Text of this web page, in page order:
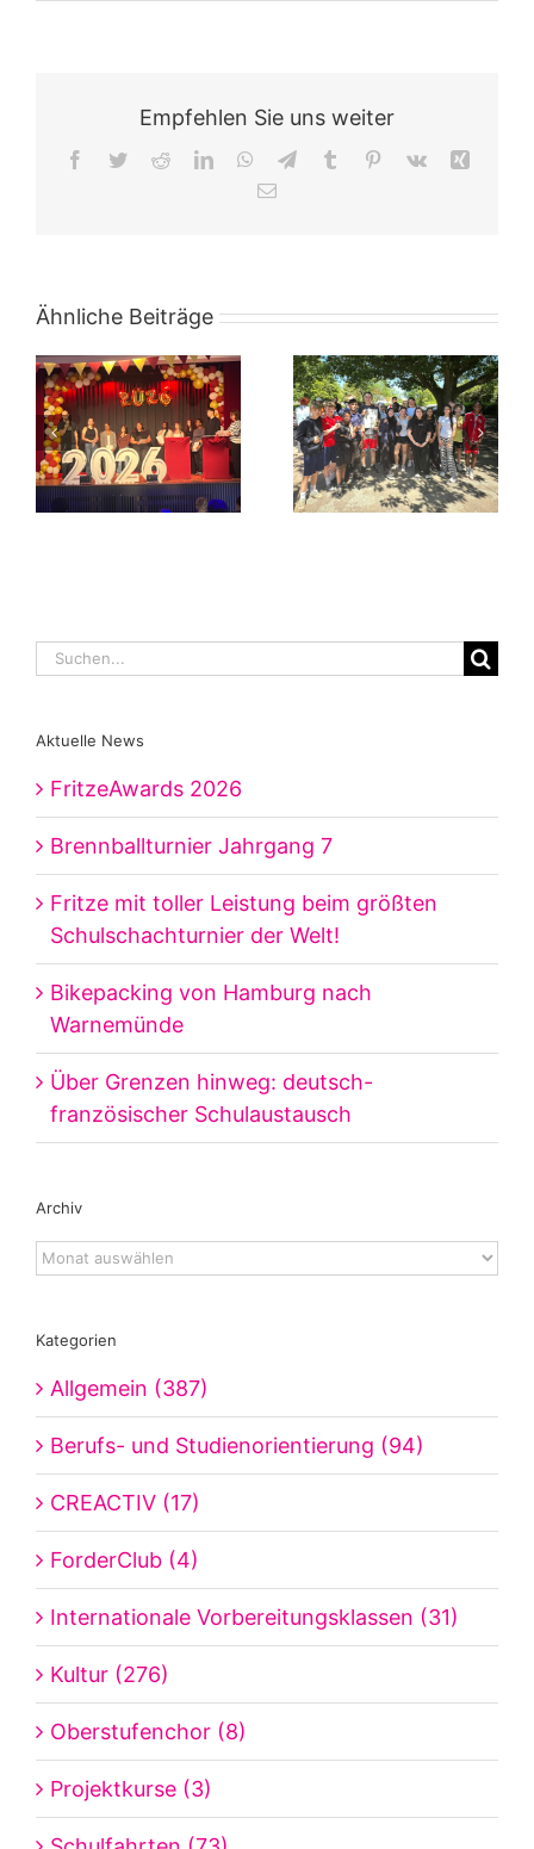
Empfehlen Sie uns weiter
Facebook
TwitterRedditLinkedInWhatsApp
TelegramTumblr Pinterest
Vk
E-
Ähnliche Beiträge
Suche
Aktuelle News
FritzeAwards 2026
Brennballturnier Jahrgang 7
Fritze mit toller Leistung beim größten
Schulschachturnier der Welt!
Bikepacking von Hamburg nach
Warnemünde
Über Grenzen hinweg: deutsch-
französischer Schulaustausch
Archiv
Archiv
Kategorien
Allgemein (387)
Berufs- und Studienorientierung (94)
CREACTIV (17)
ForderClub (4)
Internationale Vorbereitungsklassen (31)
Kultur (276)
Oberstufenchor (8)
Projektkurse (3)